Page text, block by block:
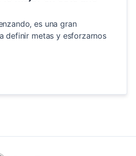
mejor en este año
es una gran
definir metas y esforzarnos